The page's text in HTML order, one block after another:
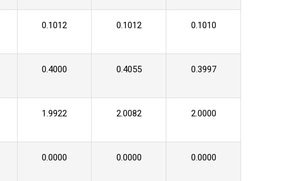
0.1012 0.1012 0.1010
0.4000 0.4055 0.3997
1.9922 2.0082 2.0000
0.0000 0.0000 0.0000